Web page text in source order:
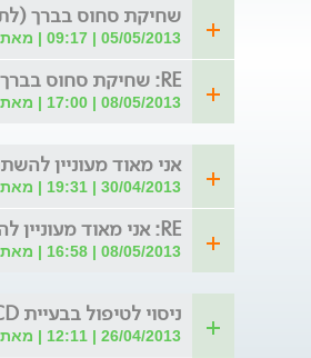
שחיקת סחוס בברך
05/05/2013 | 09:17 | מאת: לייה
RE: שחיקת סחוס בברך
08/05/2013 | 17:00 | מאת: ד"ר מינה ארינוס
אני מאוד מעוניין
30/04/2013 | 19:31 | מאת: אליקו
RE: אני מאוד מעוניין להשתתף במחקר - רציתי לדעת
08/05/2013 | 16:58 | מאת: ד"ר מינה ארינוס
ניסוי לטיפול בבעיית OCD (לת)
26/04/2013 | 12:11 | מאת: אור